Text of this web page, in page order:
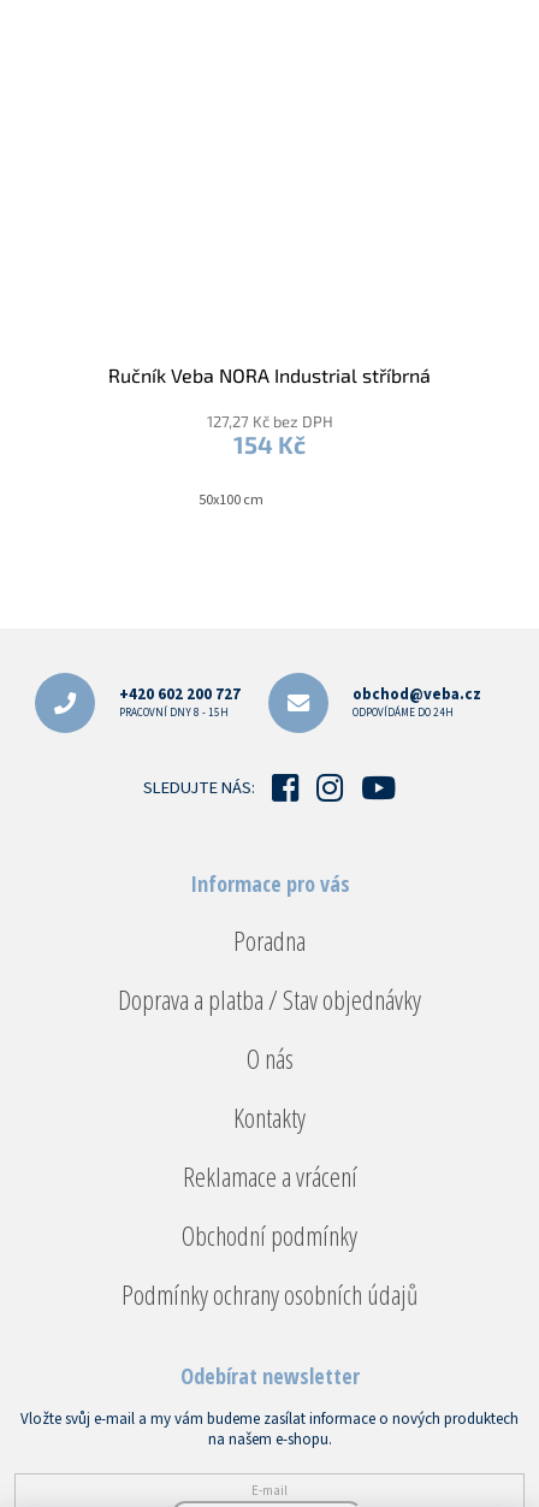
Ručník Veba NORA Industrial stříbrná
127,27 Kč bez DPH
154 Kč
50x100 cm
+420 602 200 727
PRACOVNÍ DNY 8 - 15H
obchod@veba.cz
ODPOVÍDÁME DO 24H
SLEDUJTE NÁS:
Informace pro vás
Poradna
Doprava a platba / Stav objednávky
O nás
Kontakty
Reklamace a vrácení
Obchodní podmínky
Podmínky ochrany osobních údajů
Odebírat newsletter
Vložte svůj e-mail a my vám budeme zasílat informace o nových produktech
na našem e-shopu.
E-mail